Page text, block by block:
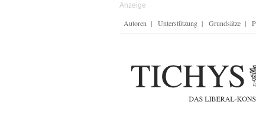
Autoren Unterstützung Grundsätze